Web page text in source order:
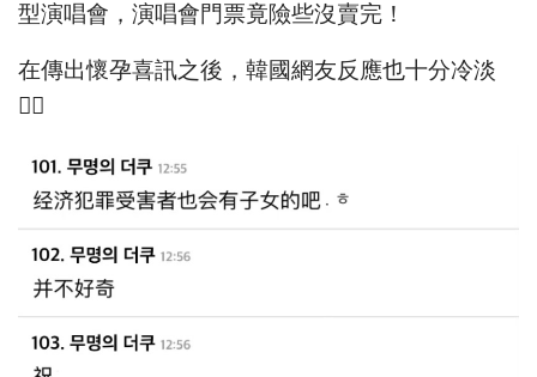
型演唱會，演唱會門票竟險些沒賣完！
在傳出懷孕喜訊之後，韓國網友反應也十分冷淡
👇🏻